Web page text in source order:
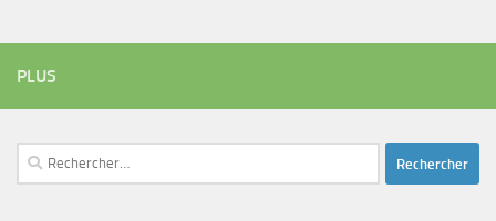
PLUS
Rechercher :